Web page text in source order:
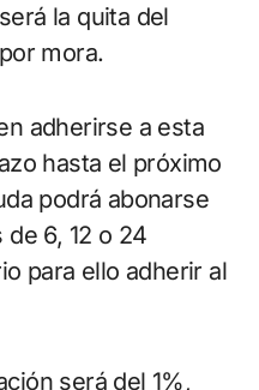
la quita del
mora.
adherirse a esta
hasta el próximo
podrá abonarse
6, 12 o 24
para ello adherir al
será del 1%,